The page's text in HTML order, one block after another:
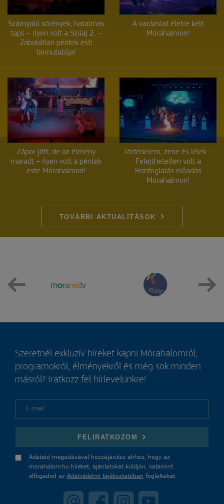
Szárnyaló sörények, hatalmas
taps – ilyen volt a Szilaj 2. –
Zabolátlan péntek esti
bemutatója!
A varázslat életre kelt
Mórahalmon!
Zápor jött, de az élmény
maradt – ilyen volt a péntek
este Mórahalmon!
Történelem, zene és lélek –
Felejthetetlen volt a
Honfoglalás előadás
Mórahalmon!
TOVÁBBI AKTUALÍTÁSOK
Szeretnél exkluzív híreket kapni Mórahalomról,
programokról, élményekről és még sok minden
másról? Iratkozz fel hírlevelünkre!
FELIRATKOZOM
Adataid megadásával hozzájárulsz ahhoz, hogy az
morahalom.hu híreket, ajánlatokat küldjön, valamint
elfogadod az Adatvédelmi tájékoztatóban foglaltakat.